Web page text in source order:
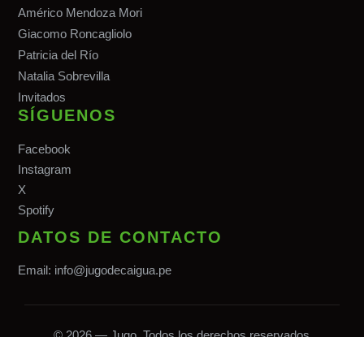
Américo Mendoza Mori
Giacomo Roncagliolo
Patricia del Río
Natalia Sobrevilla
Invitados
SÍGUENOS
Facebook
Instagram
X
Spotify
DATOS DE CONTACTO
Email: info@jugodecaigua.pe